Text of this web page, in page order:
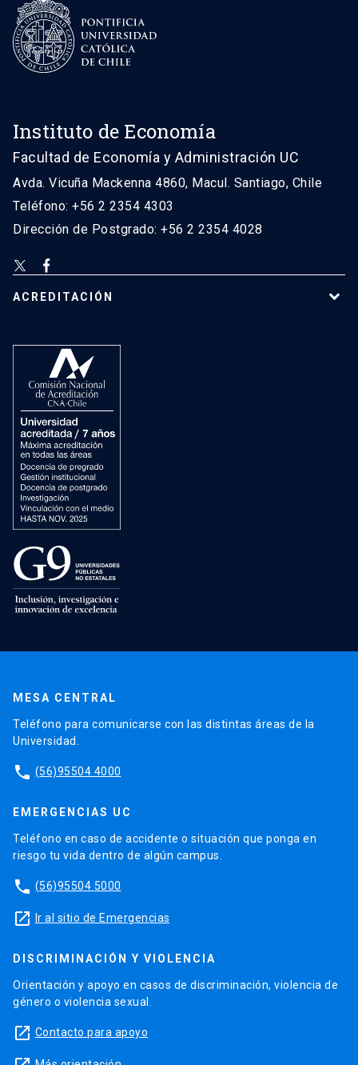
Instituto de Economía
Facultad de Economía y Administración UC
Avda. Vicuña Mackenna 4860, Macul. Santiago, Chile
Teléfono: +56 2 2354 4303
Dirección de Postgrado: +56 2 2354 4028
ACREDITACIÓN
MESA CENTRAL
Teléfono para comunicarse con las distintas áreas de la
Universidad.
phone (56)95504 4000
EMERGENCIAS UC
Teléfono en caso de accidente o situación que ponga en
riesgo tu vida dentro de algún campus.
phone (56)95504 5000
launch Ir al sitio de Emergencias
DISCRIMINACIÓN Y VIOLENCIA
Orientación y apoyo en casos de discriminación, violencia de
género o violencia sexual.
launch Contacto para apoyo